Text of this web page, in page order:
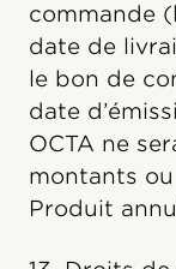
commande
date de
le bon de
date
OCTA ne
montants
Produit